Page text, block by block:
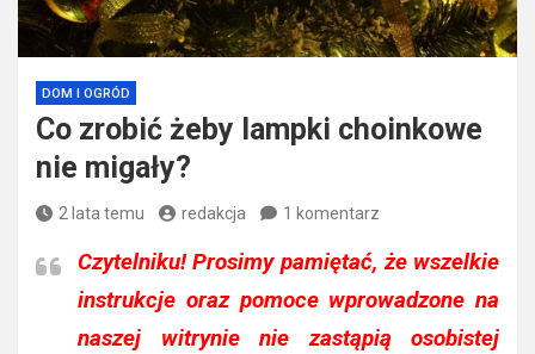
DOM I OGRÓD
Co zrobić żeby lampki choinkowe
nie migały?
2 lata temu redakcja 1 komentarz
Czytelniku!Prosimy pamiętać, że wszelkie
instrukcje oraz pomoce wprowadzone na
naszej witrynie nie zastąpią osobistej